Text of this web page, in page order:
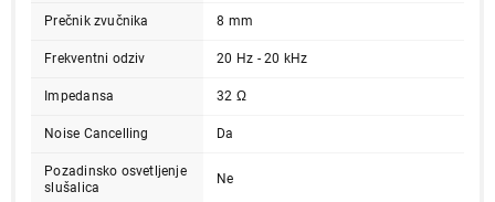
Prečnik zvučnika 8 mm
Frekventni odziv 20 Hz - 20 kHz
Impedansa 32 Ω
Noise Cancelling Da
Pozadinsko osvetljenje
slušalica
Ne